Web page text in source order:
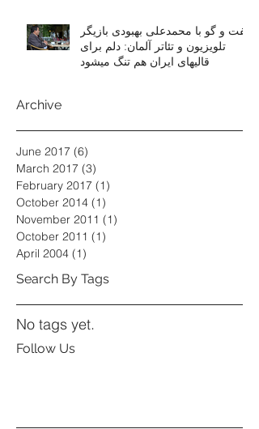
گفت و گو با محمدعلی بهبودی بازیگر
تلویزیون و تئاتر آلمان: دلم برای
قالیهای ایران هم تنگ میشود
Archive
June 2017 (6)
March 2017 (3)
February 2017 (1)
October 2014 (1)
November 2011 (1)
October 2011 (1)
April 2004 (1)
Search By Tags
No tags yet.
Follow Us